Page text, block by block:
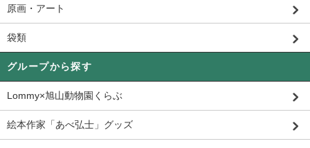
原画・アート
袋類
グループから探す
Lommy×旭山動物園くらぶ
絵本作家「あべ弘士」グッズ